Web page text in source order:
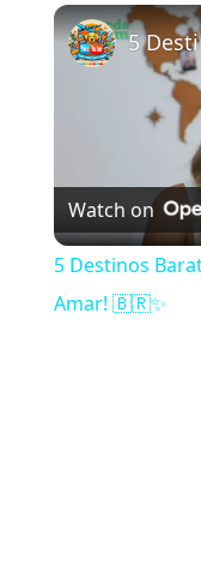
Watch on
5 Destinos
Amar! 🇧🇷✨